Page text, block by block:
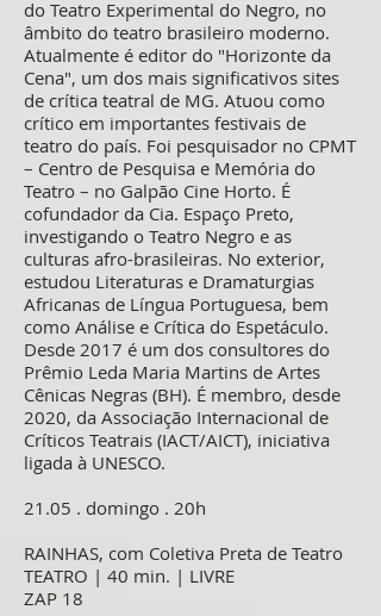
do Teatro Experimental do Negro, no
âmbito do teatro brasileiro moderno.
Atualmente é editor do "Horizonte da
Cena", um dos mais significativos sites
de crítica teatral de MG. Atuou como
crítico em importantes festivais de
teatro do país. Foi pesquisador no CPMT
– Centro de Pesquisa e Memória do
Teatro – no Galpão Cine Horto. É
cofundador da Cia. Espaço Preto,
investigando o Teatro Negro e as
culturas afro-brasileiras. No exterior,
estudou Literaturas e Dramaturgias
Africanas de Língua Portuguesa, bem
como Análise e Crítica do Espetáculo.
Desde 2017 é um dos consultores do
Prêmio Leda Maria Martins de Artes
Cênicas Negras (BH). É membro, desde
2020, da Associação Internacional de
Críticos Teatrais (IACT/AICT), iniciativa
ligada à UNESCO.
21.05 . domingo . 20h
RAINHAS, com Coletiva Preta de Teatro
TEATRO | 40 min. | LIVRE
ZAP 18